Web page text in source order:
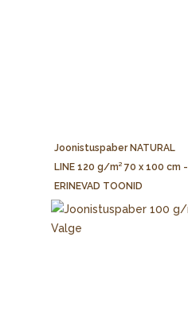
Joonistuspaber NATURAL
LINE 120 g/m² 70 x 100 cm -
ERINEVAD TOONID